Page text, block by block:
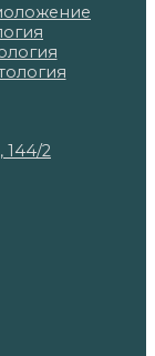
144/2